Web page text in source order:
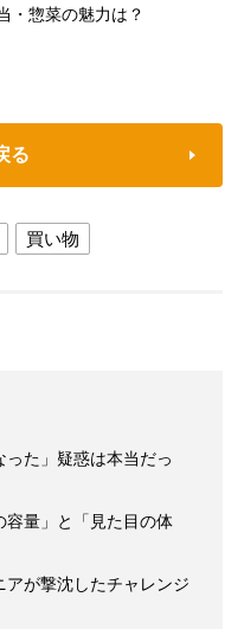
・惣菜の魅力は？
る
買い物
った」疑惑は本当だっ
量」と「見た目の体
アが撃沈したチャレンジ